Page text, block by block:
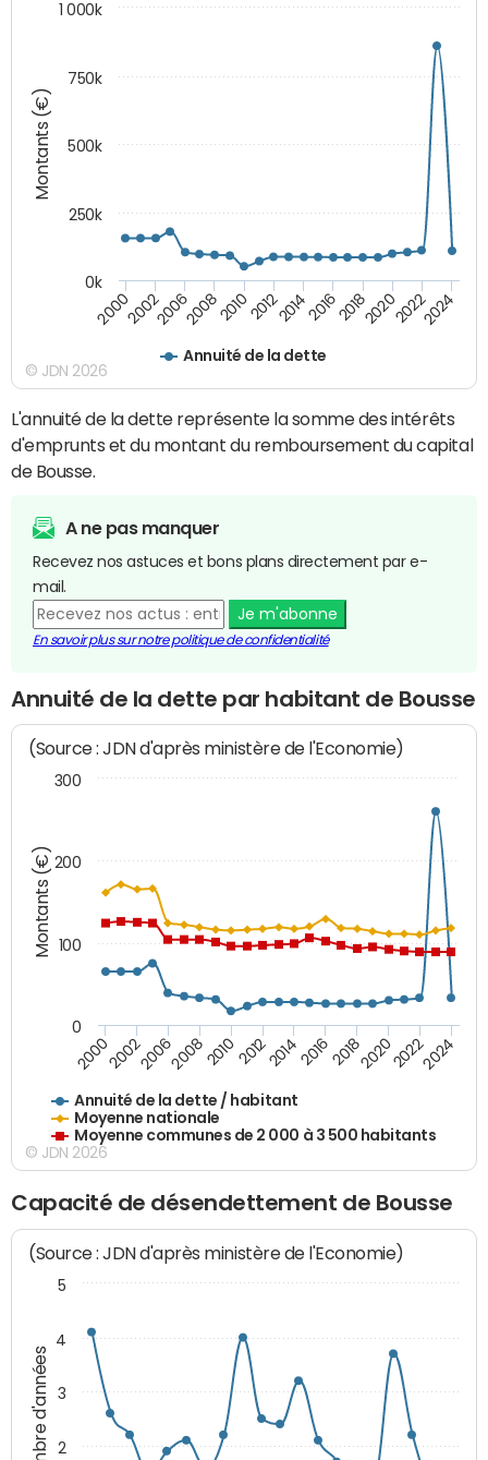
Montants (€)
Annuité de la dette
200020022006200820102012201420162018202020222024
0k
250k
500k
750k
1 000k
© JDN 2026
L'annuité de la dette représente la somme des intérêts
d'emprunts et du montant du remboursement du capital
de Bousse.
A ne pas manquer
Recevez nos astuces et bons plans directement par e-
mail.
Je m'abonne
En savoir plus sur notre politique de confidentialité
Annuité de la dette par habitant de Bousse
Montants (€)
(Source : JDN d'après ministère de l'Economie)
Annuité de la dette / habitant
Moyenne nationale
Moyenne communes de 2 000 à 3 500 habitants
200020022006200820102012201420162018202020222024
0
100
200
300
© JDN 2026
Capacité de désendettement de Bousse
Nombre d'années
(Source : JDN d'après ministère de l'Economie)
2
3
4
5